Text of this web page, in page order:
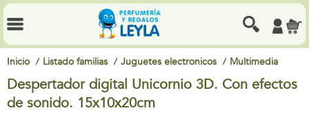
Inicio Listado familias Juguetes electronicos Multimedia
Despertador digital Unicornio 3D. Con efectos
de sonido. 15x10x20cm